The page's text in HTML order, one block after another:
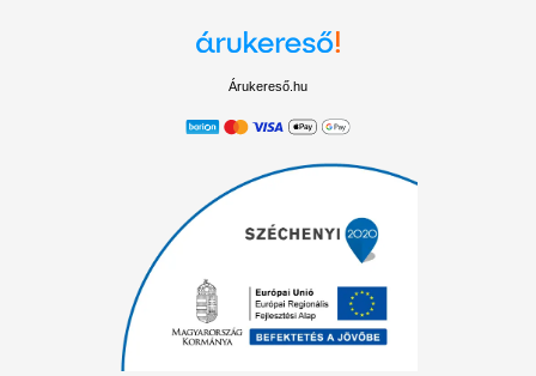
Árukereső.hu